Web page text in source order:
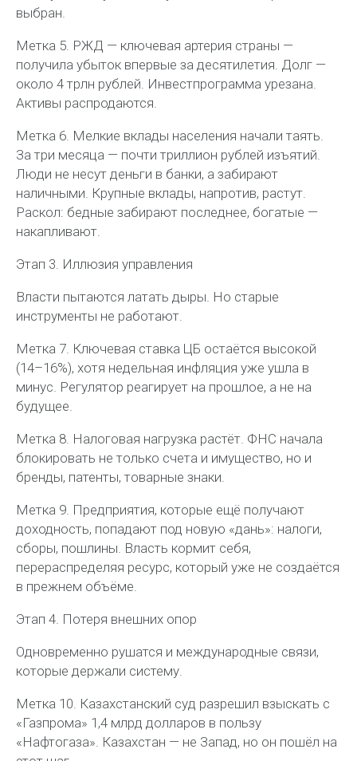
выбран.
Метка 5. РЖД — ключевая артерия страны —
получила убыток впервые за десятилетия. Долг —
около 4 трлн рублей. Инвестпрограмма урезана.
Активы распродаются.
Метка 6. Мелкие вклады населения начали таять.
За три месяца — почти триллион рублей изъятий.
Люди не несут деньги в банки, а забирают
наличными. Крупные вклады, напротив, растут.
Раскол: бедные забирают последнее, богатые —
накапливают.
Этап 3. Иллюзия управления
Власти пытаются латать дыры. Но старые
инструменты не работают.
Метка 7. Ключевая ставка ЦБ остаётся высокой
(14–16%), хотя недельная инфляция уже ушла в
минус. Регулятор реагирует на прошлое, а не на
будущее.
Метка 8. Налоговая нагрузка растёт. ФНС начала
блокировать не только счета и имущество, но и
бренды, патенты, товарные знаки.
Метка 9. Предприятия, которые ещё получают
доходность, попадают под новую «дань»: налоги,
сборы, пошлины. Власть кормит себя,
перераспределяя ресурс, который уже не создаётся
в прежнем объёме.
Этап 4. Потеря внешних опор
Одновременно рушатся и международные связи,
которые держали систему.
Метка 10. Казахстанский суд разрешил взыскать с
«Газпрома» 1,4 млрд долларов в пользу
«Нафтогаза». Казахстан — не Запад, но он пошёл на